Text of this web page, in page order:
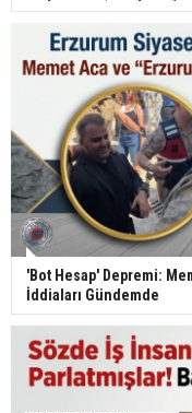
'Bot Hesap' Depremi:
İddiaları Gündemde